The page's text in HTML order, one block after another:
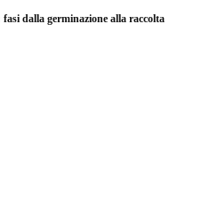
dalla germinazione alla raccolta